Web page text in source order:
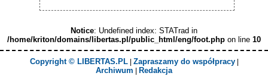
Notice: Undefined index: STATrad in
/home/kriton/domains/libertas.pl/public_html/eng/foot.php on line 10
Copyright © LIBERTAS.PL| Zapraszamy do współpracy|
Archiwum
Redakcja